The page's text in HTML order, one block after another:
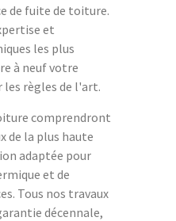
de fuite de toiture.
et
les plus
à neuf votre
règles de l'art.
comprendront
de la plus haute
adaptée pour
et de
Tous nos travaux
décennale,